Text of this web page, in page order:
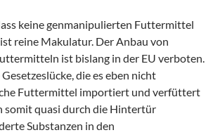
keine genmanipulierten Futtermittel
reine Makulatur. Der Anbau von
ist bislang in der EU verboten.
die es eben nicht
Futtermittel importiert und verfüttert
somit quasi durch die Hintertür
Substanzen in den